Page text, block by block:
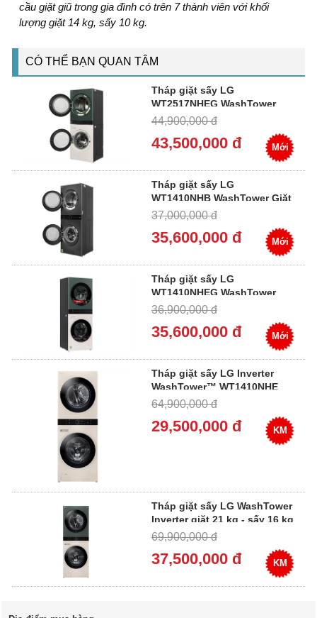
cầu giặt giũ trong gia đình có trên 7 thành viên với khối
lượng giặt 14 kg, sấy 10 kg.
CÓ THỂ BẠN QUAN TÂM
Tháp giặt sấy LG
WT2517NHEG WashTower
giặt 25kg sấy 17kg
44,900,000 đ
43,500,000 đ Mới
Tháp giặt sấy LG
WT1410NHB WashTower Giặt
14kg Sấy 10kg
37,000,000 đ
35,600,000 đ Mới
Tháp giặt sấy LG
WT1410NHEG WashTower
Inverter giặt 14 kg - sấy 10 kg
36,900,000 đ
35,600,000 đ Mới
Tháp giặt sấy LG Inverter
WashTower™ WT1410NHE
lồng ngang (Giặt 14kg / Sấy
64,900,000 đ
29,500,000 đ KM
Tháp giặt sấy LG WashTower
Inverter giặt 21 kg - sấy 16 kg
WT2116SHEG
69,900,000 đ
37,500,000 đ KM